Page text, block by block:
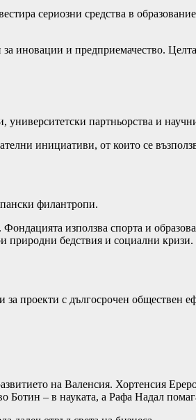
сериозни средства в
иновации и предприемачество.
университетски партньорства и
инициативи, от които се
филантропи.
използва спорта и
природни бедствия и социални кризи.
проекти с дългосрочен обществен
на Валенсия. Хортенсия
– в науката, а Рафа Надал